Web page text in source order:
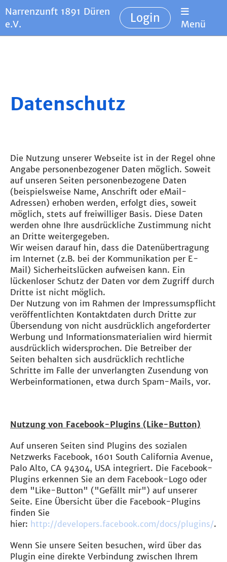
Narrenzunft 1891 Düren
e.V.
Login Menü
Datenschutz
Die Nutzung unserer Webseite ist in der Regel ohne
Angabe personenbezogener Daten möglich. Soweit
auf unseren Seiten personenbezogene Daten
(beispielsweise Name, Anschrift oder eMail-
Adressen) erhoben werden, erfolgt dies, soweit
möglich, stets auf freiwilliger Basis. Diese Daten
werden ohne Ihre ausdrückliche Zustimmung nicht
an Dritte weitergegeben.
Wir weisen darauf hin, dass die Datenübertragung
im Internet (z.B. bei der Kommunikation per E-
Mail) Sicherheitslücken aufweisen kann. Ein
lückenloser Schutz der Daten vor dem Zugriff durch
Dritte ist nicht möglich.
Der Nutzung von im Rahmen der Impressumspflicht
veröffentlichten Kontaktdaten durch Dritte zur
Übersendung von nicht ausdrücklich angeforderter
Werbung und Informationsmaterialien wird hiermit
ausdrücklich widersprochen. Die Betreiber der
Seiten behalten sich ausdrücklich rechtliche
Schritte im Falle der unverlangten Zusendung von
Werbeinformationen, etwa durch Spam-Mails, vor.
Nutzung von Facebook-Plugins (Like-Button)
Auf unseren Seiten sind Plugins des sozialen
Netzwerks Facebook, 1601 South California Avenue,
Palo Alto, CA 94304, USA integriert. Die Facebook-
Plugins erkennen Sie an dem Facebook-Logo oder
dem "Like-Button" ("Gefällt mir") auf unserer
Seite. Eine Übersicht über die Facebook-Plugins
finden Sie
hier: http://developers.facebook.com/docs/plugins/.
Wenn Sie unsere Seiten besuchen, wird über das
Plugin eine direkte Verbindung zwischen Ihrem